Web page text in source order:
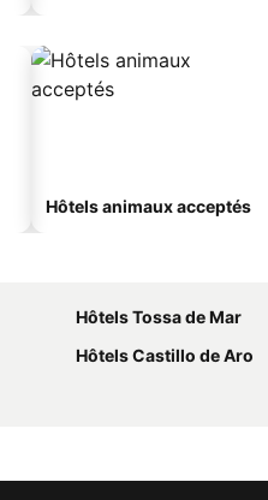
Hôtels animaux acceptés
Hôtels Tossa de Mar
Hôtels Castillo de Aro